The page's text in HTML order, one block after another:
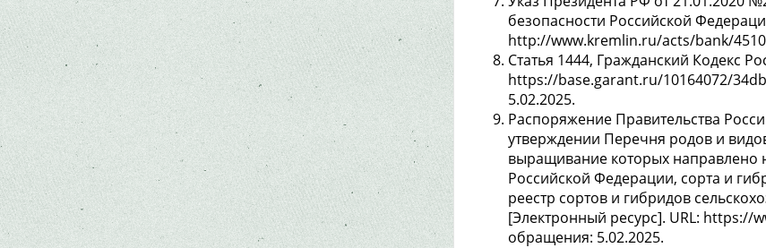
безопасности Российской
http://www.kremlin.ru/acts/bank/
Статья 1444, Гражданский Кодекс
https://base.garant.ru/10164072/
5.02.2025.
Распоряжение Правительства
утверждении Перечня родов и
выращивание которых направлено
Российской Федерации, сорта и
реестр сортов и гибридов
[Электронный ресурс]. URL:
обращения: 5.02.2025.